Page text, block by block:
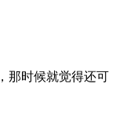
那时候就觉得还可